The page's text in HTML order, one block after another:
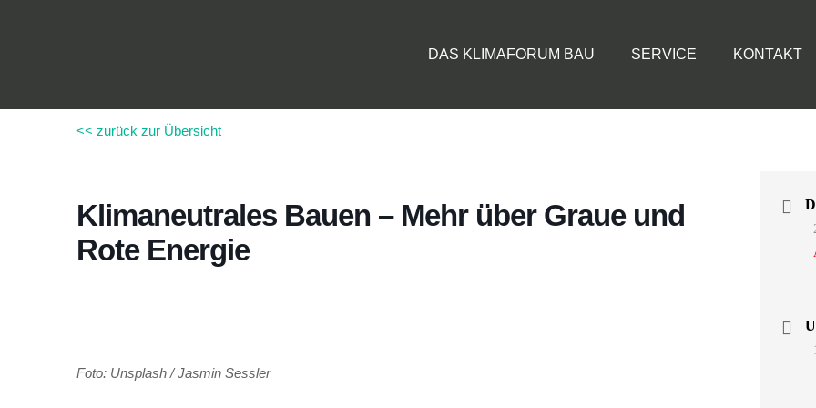
DAS KLIMAFORUM BAU SERVICE KONTAKT
<< zurück zur Übersicht
Klimaneutrales Bauen – Mehr über Graue und
Rote Energie
Foto: Unsplash / Jasmin Sessler